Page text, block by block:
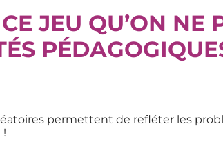
JEU QU’ON NE
permettent de refléter les
!